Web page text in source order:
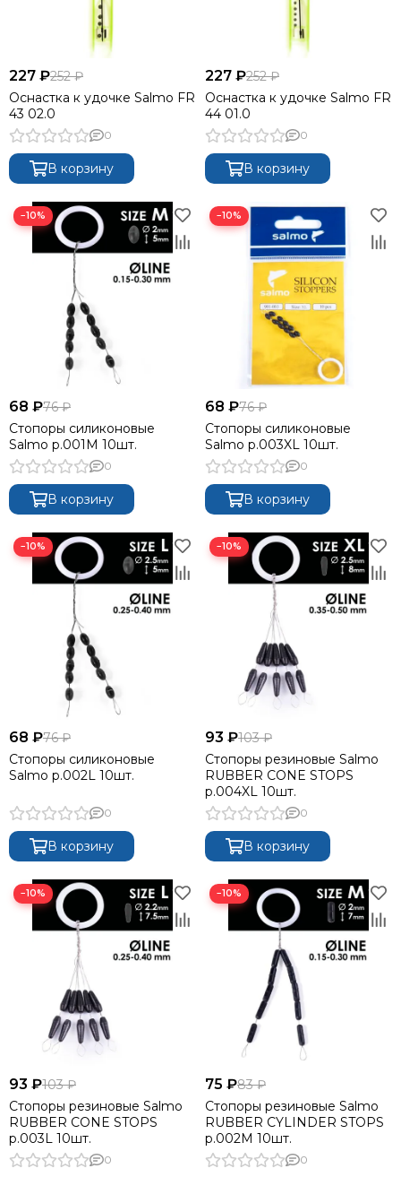
227 ₽252 ₽
Оснастка к удочке Salmo FR
43 02.0
0
В корзину
227 ₽252 ₽
Оснастка к удочке Salmo FR
44 01.0
0
В корзину
−10%
68 ₽76 ₽
Стопоры силиконовые
Salmo р.001M 10шт.
0
В корзину
−10%
68 ₽76 ₽
Стопоры силиконовые
Salmo р.003XL 10шт.
0
В корзину
−10%
68 ₽76 ₽
Стопоры силиконовые
Salmo р.002L 10шт.
0
В корзину
−10%
93 ₽103 ₽
Стопоры резиновые Salmo
RUBBER CONE STOPS
р.004XL 10шт.
0
В корзину
−10%
93 ₽103 ₽
Стопоры резиновые Salmo
RUBBER CONE STOPS
р.003L 10шт.
0
−10%
75 ₽83 ₽
Стопоры резиновые Salmo
RUBBER CYLINDER STOPS
р.002M 10шт.
0